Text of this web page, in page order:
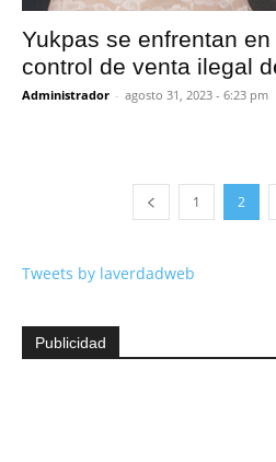
Yukpas se enfrentan
control de venta ilegal
Administrador - agosto 31, 2023 - 6:23 pm
1 2
Tweets by laverdadweb
Publicidad